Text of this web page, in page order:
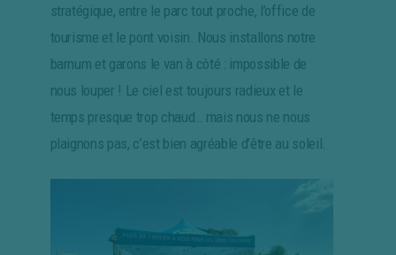
stratégique, entre le parc tout proche, l’office de
tourisme et le pont voisin. Nous installons notre
barnum et garons le van à côté : impossible de
nous louper ! Le ciel est toujours radieux et le
temps presque trop chaud… mais nous ne nous
plaignons pas, c’est bien agréable d’être au soleil.